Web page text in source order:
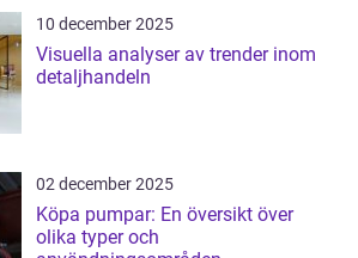
10 december 2025
Visuella analyser av trender inom
detaljhandeln
02 december 2025
Köpa pumpar: En översikt över
olika typer och